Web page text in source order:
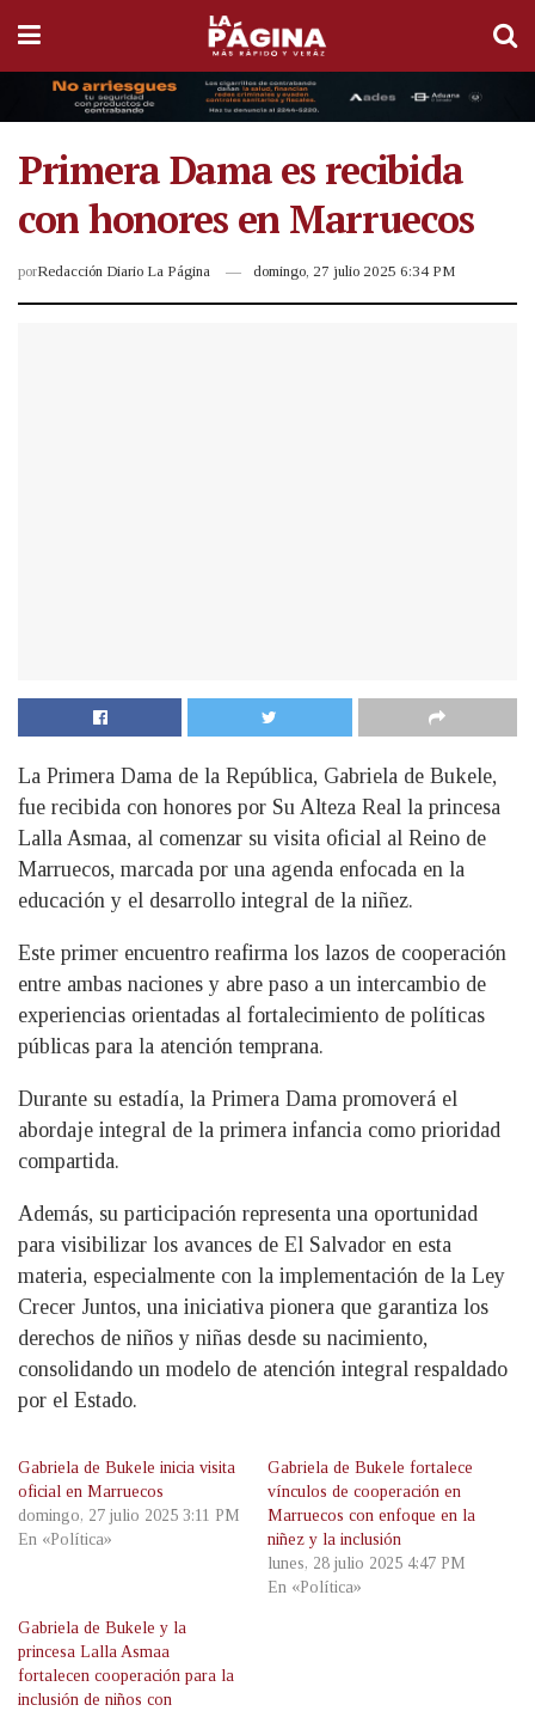
Primera Dama es recibida
con honores en Marruecos
porRedacción Diario La Página domingo, 27 julio 2025 6:34 PM
La Primera Dama de la República, Gabriela de Bukele,
fue recibida con honores por Su Alteza Real la princesa
Lalla Asmaa, al comenzar su visita oficial al Reino de
Marruecos, marcada por una agenda enfocada en la
educación y el desarrollo integral de la niñez.
Este primer encuentro reafirma los lazos de cooperación
entre ambas naciones y abre paso a un intercambio de
experiencias orientadas al fortalecimiento de políticas
públicas para la atención temprana.
Durante su estadía, la Primera Dama promoverá el
abordaje integral de la primera infancia como prioridad
compartida.
Además, su participación representa una oportunidad
para visibilizar los avances de El Salvador en esta
materia, especialmente con la implementación de la Ley
Crecer Juntos, una iniciativa pionera que garantiza los
derechos de niños y niñas desde su nacimiento,
consolidando un modelo de atención integral respaldado
por el Estado.
Gabriela de Bukele inicia visita
oficial en Marruecos
domingo, 27 julio 2025 3:11 PM
En «Política»
Gabriela de Bukele fortalece
vínculos de cooperación en
Marruecos con enfoque en la
niñez y la inclusión
lunes, 28 julio 2025 4:47 PM
En «Política»
Gabriela de Bukele y la
princesa Lalla Asmaa
fortalecen cooperación para la
inclusión de niños con